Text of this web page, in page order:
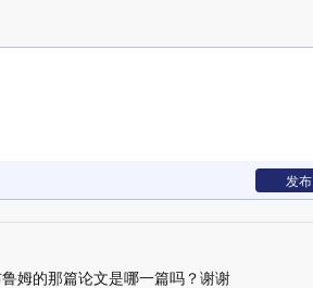
发布
姆的那篇论文是哪一篇吗？谢谢